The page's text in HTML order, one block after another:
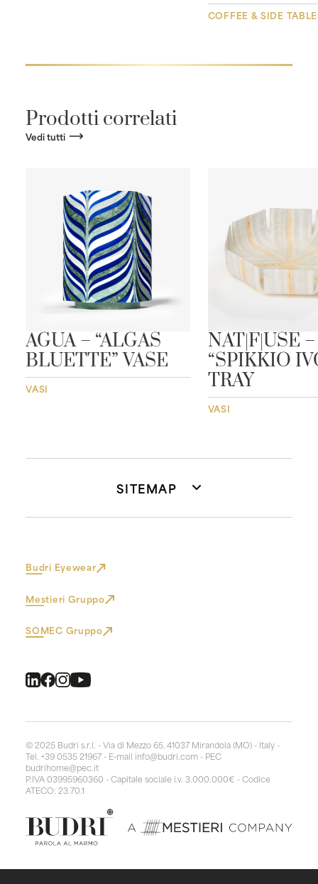
COFFEE & SIDE
Prodotti correlati
Vedi tutti
AGUA – “ALGAS
BLUETTE” VASE
VASI
NAT|F|USE –
“SPIKKIO
TRAY
VASI
SITEMAP
Budri Eyewear
Mestieri Gruppo
SOMEC Gruppo
© 2025 Budri s.r.l. - Via di Mezzo 65, 41037 Mirandola (MO) - Italy -
Tel. +39 0535 21967 - E-mail info@budri.com - PEC
budrihome@pec.it
P.IVA 03995960360 - Capitale sociale i.v. 3.000.000€ - Codice
ATECO: 23.70.1